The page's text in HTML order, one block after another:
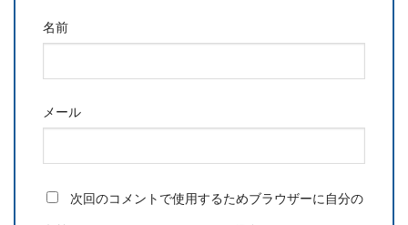
名前
メール
次回のコメントで使用するためブラウザーに自分の